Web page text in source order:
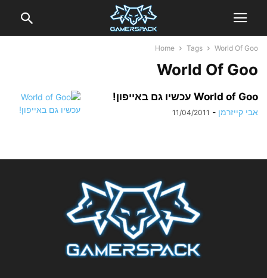
Home Tags World Of Goo
World Of Goo
World of Goo עכשיו גם באייפון!
אבי קייזרמן -
11/04/2011